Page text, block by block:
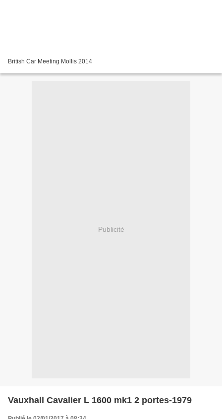
British Car Meeting Mollis 2014
Publicité
Vauxhall Cavalier L 1600 mk1 2 portes-1979